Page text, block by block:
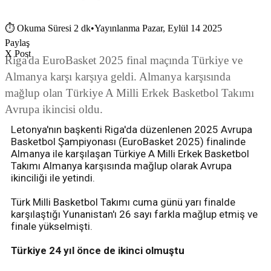
⏱ Okuma Süresi 2 dk•Yayınlanma Pazar, Eylül 14 2025
Paylaş
X Post
Riga'da EuroBasket 2025 final maçında Türkiye ve
Almanya karşı karşıya geldi. Almanya karşısında
mağlup olan Türkiye A Milli Erkek Basketbol Takımı
Avrupa ikincisi oldu.
Letonya'nın başkenti Riga'da düzenlenen 2025 Avrupa
Basketbol Şampiyonası (EuroBasket 2025) finalinde
Almanya ile karşılaşan Türkiye A Milli Erkek Basketbol
Takımı Almanya karşısında mağlup olarak Avrupa
ikinciliği ile yetindi.
Türk Milli Basketbol Takımı cuma günü yarı finalde
karşılaştığı Yunanistan'ı 26 sayı farkla mağlup etmiş ve
finale yükselmişti.
Türkiye 24 yıl önce de ikinci olmuştu